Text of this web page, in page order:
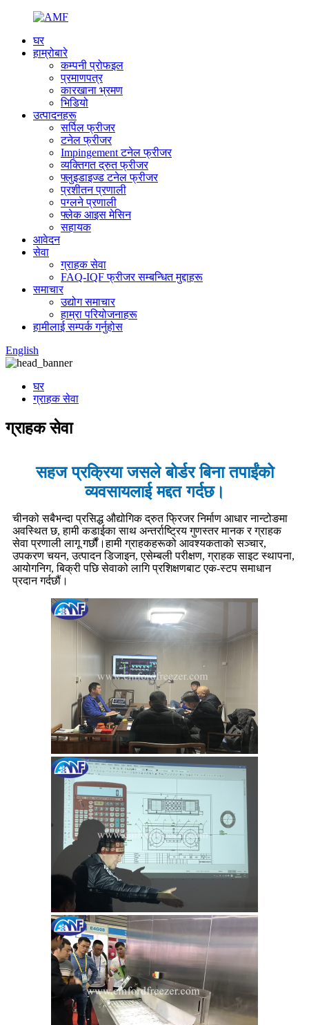
घर
हाम्रोबारे
कम्पनी प्रोफइल
प्रमाणपत्र
कारखाना भ्रमण
भिडियो
उत्पादनहरू
सर्पिल फ्रीजर
टनेल फ्रीजर
Impingement टनेल फ्रीजर
व्यक्तिगत द्रुत फ्रीजर
फ्लुइडाइज्ड टनेल फ्रीजर
प्रशीतन प्रणाली
पग्लने प्रणाली
फ्लेक आइस मेसिन
सहायक
आवेदन
सेवा
ग्राहक सेवा
FAQ-IQF फ्रीजर सम्बन्धित मुद्दाहरू
समाचार
उद्योग समाचार
हाम्रा परियोजनाहरू
हामीलाई सम्पर्क गर्नुहोस
English
घर
ग्राहक सेवा
ग्राहक सेवा
सहज प्रक्रिया जसले बोर्डर बिना तपाईंको
व्यवसायलाई मद्दत गर्दछ।
चीनको सबैभन्दा प्रसिद्ध औद्योगिक द्रुत फ्रिजर निर्माण आधार नान्टोङमा
अवस्थित छ, हामी कडाईका साथ अन्तर्राष्ट्रिय गुणस्तर मानक र ग्राहक
सेवा प्रणाली लागू गर्छौं।हामी ग्राहकहरूको आवश्यकताको सञ्चार,
उपकरण चयन, उत्पादन डिजाइन, एसेम्बली परीक्षण, ग्राहक साइट स्थापना,
आयोगनिग, बिक्री पछि सेवाको लागि प्रशिक्षणबाट एक-स्टप समाधान
प्रदान गर्दछौं।